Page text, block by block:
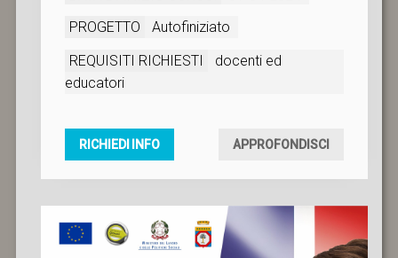
PROGETTO
Autofiniziato
REQUISITI RICHIESTI
docenti ed
educatori
RICHIEDI INFO APPROFONDISCI